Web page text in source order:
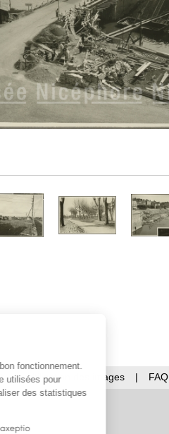
| Utilisation des images | FAQ
fonctionnement.
utilisées pour
des statistiques